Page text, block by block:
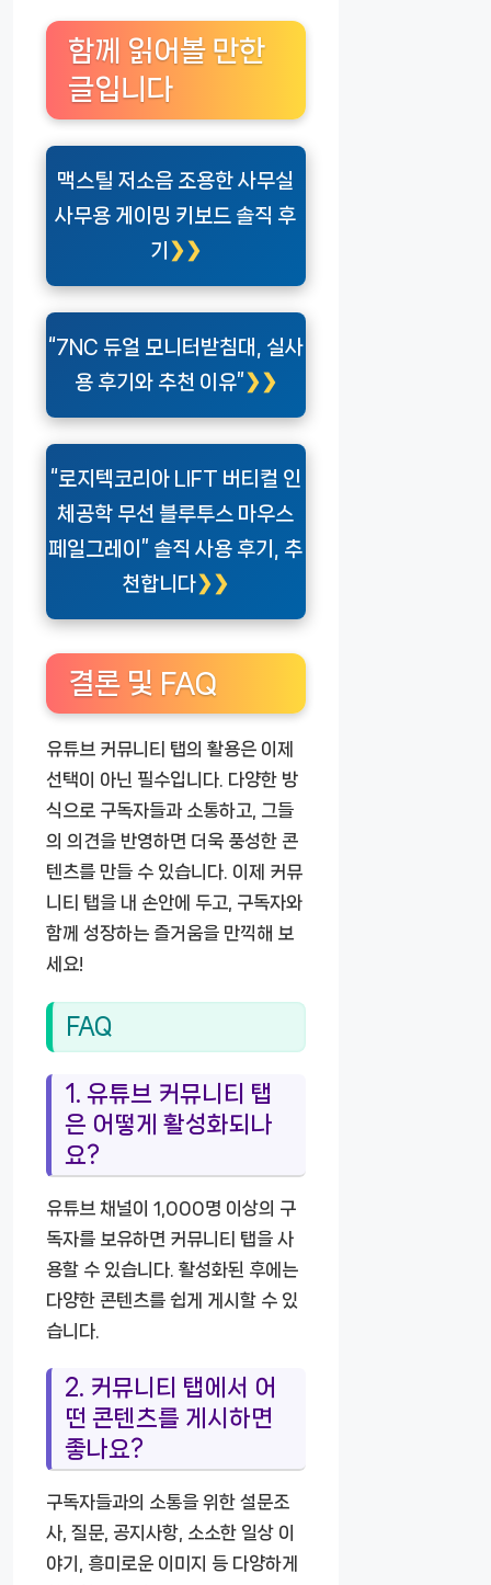
함께 읽어볼 만한
글입니다
맥스틸 저소음 조용한 사무실
사무용 게이밍 키보드 솔직 후
기
“7NC 듀얼 모니터받침대, 실사
용 후기와 추천 이유”
“로지텍코리아 LIFT 버티컬 인
체공학 무선 블루투스 마우스
페일그레이” 솔직 사용 후기, 추
천합니다
결론 및 FAQ
유튜브 커뮤니티 탭의 활용은 이제
선택이 아닌 필수입니다. 다양한 방
식으로 구독자들과 소통하고, 그들
의 의견을 반영하면 더욱 풍성한 콘
텐츠를 만들 수 있습니다. 이제 커뮤
니티 탭을 내 손안에 두고, 구독자와
함께 성장하는 즐거움을 만끽해 보
세요!
FAQ
1. 유튜브 커뮤니티 탭
은 어떻게 활성화되나
요?
유튜브 채널이 1,000명 이상의 구
독자를 보유하면 커뮤니티 탭을 사
용할 수 있습니다. 활성화된 후에는
다양한 콘텐츠를 쉽게 게시할 수 있
습니다.
2. 커뮤니티 탭에서 어
떤 콘텐츠를 게시하면
좋나요?
구독자들과의 소통을 위한 설문조
사, 질문, 공지사항, 소소한 일상 이
야기, 흥미로운 이미지 등 다양하게